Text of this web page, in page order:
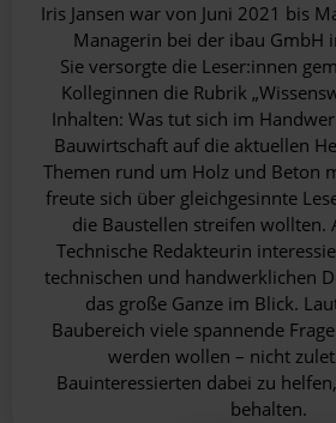
Iris Jansen war von Juni 2021 bis
Managerin bei der ibau GmbH
Sie versorgte die Leser:innen
Kolleginnen die Rubrik
Inhalten: Was tut sich im
Bauwirtschaft auf die aktuellen
Themen rund um Holz und Beton
freute sich über gleichgesinnte
die Baustellen streifen wollten.
Technische Redakteurin
technischen und handwerklichen
das große Ganze im Blick.
Baubereich viele spannende
werden wollen – nicht
Bauinteressierten dabei zu
behalten.